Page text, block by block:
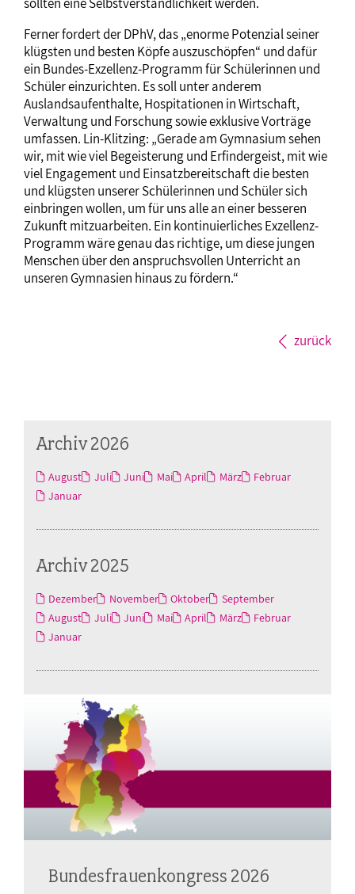
Ferner fordert der DPhV, das „enorme Potenzial seiner
klügsten und besten Köpfe auszuschöpfen“ und dafür
ein Bundes-Exzellenz-Programm für Schülerinnen und
Schüler einzurichten. Es soll unter anderem
Auslandsaufenthalte, Hospitationen in Wirtschaft,
Verwaltung und Forschung sowie exklusive Vorträge
umfassen. Lin-Klitzing: „Gerade am Gymnasium sehen
wir, mit wie viel Begeisterung und Erfindergeist, mit wie
viel Engagement und Einsatzbereitschaft die besten
und klügsten unserer Schülerinnen und Schüler sich
einbringen wollen, um für uns alle an einer besseren
Zukunft mitzuarbeiten. Ein kontinuierliches Exzellenz-
Programm wäre genau das richtige, um diese jungen
Menschen über den anspruchsvollen Unterricht an
unseren Gymnasien hinaus zu fördern.“
zurück
Archiv 2026
August Juli Juni Mai April März
Februar
Januar
Archiv 2025
Dezember November Oktober
September
August
Juli Juni Mai April März
Februar
Januar
Bundesfrauenkongress 2026